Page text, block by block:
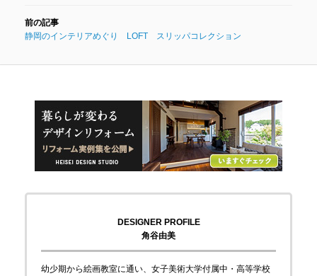
静岡のインテリアめぐり LOFT スリッパコレクション
DESIGNER PROFILE
角谷由美
幼少期から絵画教室に通い、女子美術大学付属中・高等学校